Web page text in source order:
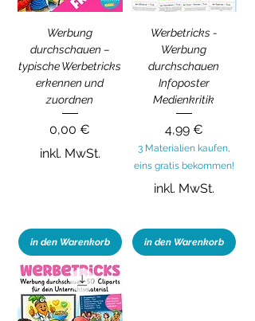
Werbung
durchschauen –
typische Werbetricks
erkennen und
zuordnen
Preis
0,00 €
inkl. MwSt.
in den Warenkorb
Werbetricks -
Werbung
durchschauen
Infoposter
Medienkritik
Preis
4,99 €
3 Materialien kaufen,
eins gratis bekommen!
inkl. MwSt.
in den Warenkorb